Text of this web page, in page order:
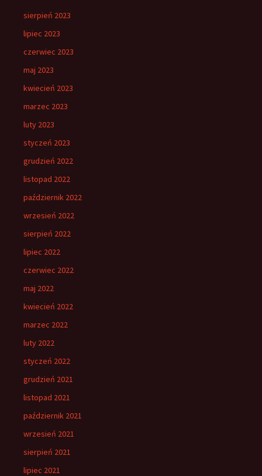
sierpień 2023
lipiec 2023
czerwiec 2023
maj 2023
kwiecień 2023
marzec 2023
luty 2023
styczeń 2023
grudzień 2022
listopad 2022
październik 2022
wrzesień 2022
sierpień 2022
lipiec 2022
czerwiec 2022
maj 2022
kwiecień 2022
marzec 2022
luty 2022
styczeń 2022
grudzień 2021
listopad 2021
październik 2021
wrzesień 2021
sierpień 2021
lipiec 2021